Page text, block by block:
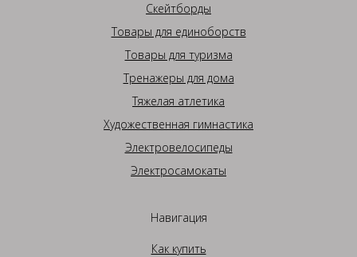
Скейтборды
Товары для единоборств
Товары для туризма
Тренажеры для дома
Тяжелая атлетика
Художественная гимнастика
Электровелосипеды
Электросамокаты
Навигация
Как купить